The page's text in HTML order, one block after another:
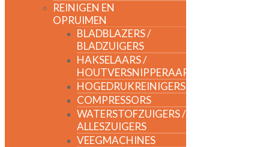
REINIGEN EN
OPRUIMEN
BLADBLAZERS /
BLADZUIGERS
HAKSELAARS /
HOUTVERSNIPPERAARS
HOGEDRUKREINIGERS
COMPRESSORS
WATERSTOFZUIGERS /
ALLESZUIGERS
VEEGMACHINES